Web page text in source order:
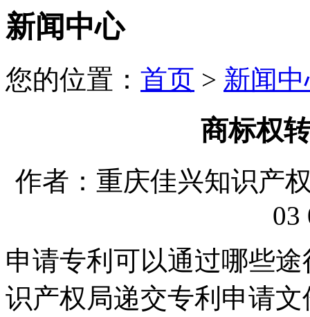
新闻中心
您的位置： 首页 > 新闻
商标权
作者：重庆佳兴知识产
03
申请专利可以通过哪些
识产权局递交专利申请